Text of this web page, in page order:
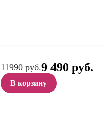
11990 руб.Первоначальная
цена
составляла
11
990 руб..
9 490 руб.
В корзину